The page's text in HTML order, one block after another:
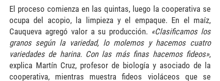
El proceso comienza en las quintas, luego la cooperativa se
ocupa del acopio, la limpieza y el empaque. En el maíz,
Cauqueva agregó valor a su producción. «Clasificamos los
granos según la variedad, lo molemos y hacemos cuatro
variedades de harina. Con las más finas hacemos fideos»,
explica Martín Cruz, profesor de biología y asociado de la
cooperativa, mientras muestra fideos violáceos que se